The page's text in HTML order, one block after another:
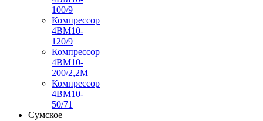
100/9
Компрессор
4ВМ10-
120/9
Компрессор
4ВМ10-
200/2,2М
Компрессор
4ВМ10-
50/71
Сумское